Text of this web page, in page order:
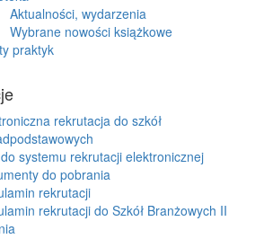
Aktualności, wydarzenia
Wybrane nowości książkowe
praktyk
rekrutacja do szkół
systemu rekrutacji elektronicznej
do pobrania
rekrutacji
rekrutacji do Szkół Branżowych II